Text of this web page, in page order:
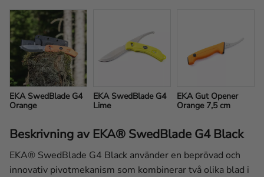
EKA SwedBlade G4
Orange
EKA SwedBlade G4
Lime
EKA Gut Opener
Orange 7,5 cm
Beskrivning av EKA® SwedBlade G4 Black
EKA® SwedBlade G4 Black använder en beprövad och
innovativ pivotmekanism som kombinerar två olika blad i